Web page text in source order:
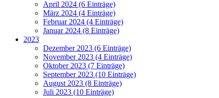
April 2024 (6 Einträge)
März 2024 (4 Einträge)
Februar 2024 (4 Einträge)
Januar 2024 (8 Einträge)
2023
Dezember 2023 (6 Einträge)
November 2023 (4 Einträge)
Oktober 2023 (7 Einträge)
September 2023 (10 Einträge)
August 2023 (8 Einträge)
Juli 2023 (10 Einträge)